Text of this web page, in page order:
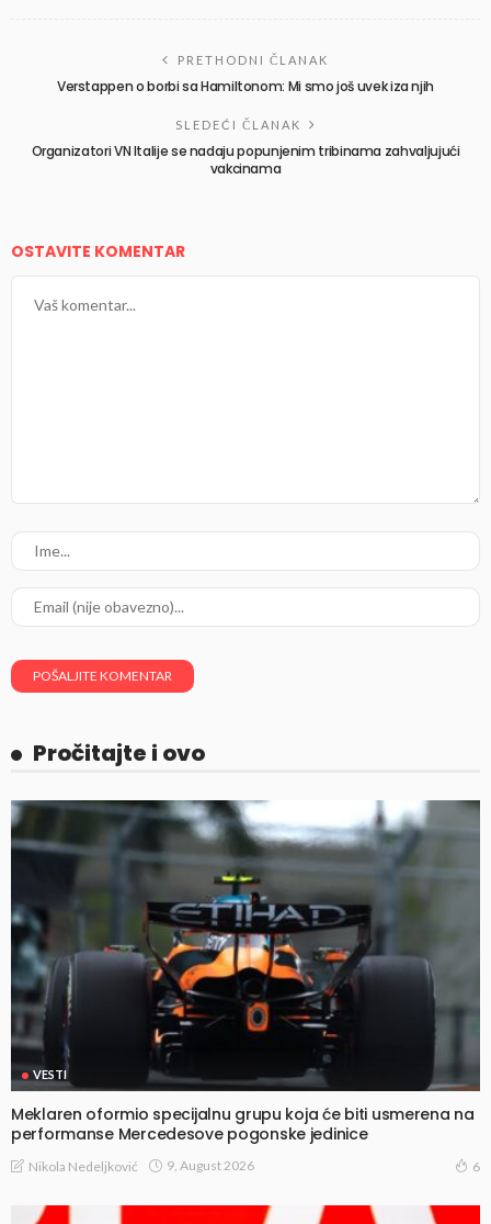
PRETHODNI ČLANAK
Verstappen o borbi sa Hamiltonom: Mi smo još uvek iza njih
SLEDEĆI ČLANAK
Organizatori VN Italije se nadaju popunjenim tribinama zahvaljujući
vakcinama
OSTAVITE KOMENTAR
Pročitajte i ovo
VESTI
Meklaren oformio specijalnu grupu koja će biti usmerena na
performanse Mercedesove pogonske jedinice
Nikola Nedeljković 9, August 2026 6